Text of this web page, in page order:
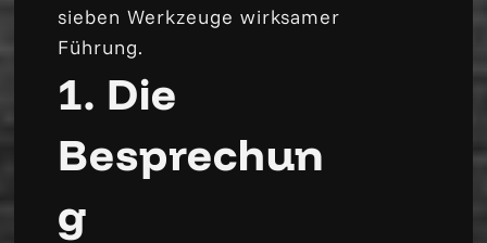
sieben Werkzeuge wirksamer
Führung.
1. Die
Besprechun
g